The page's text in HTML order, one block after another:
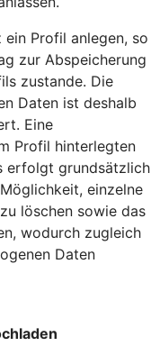
ein Profil anlegen, so
zur Abspeicherung
zustande. Die
Daten ist deshalb
Eine
Profil hinterlegten
erfolgt grundsätzlich
einzelne
löschen sowie das
wodurch zugleich
Daten